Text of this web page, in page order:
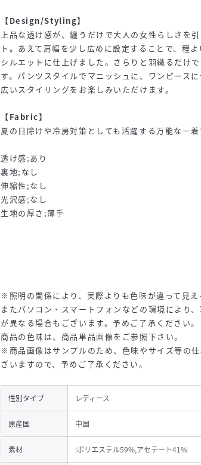
【Design/Styling】
上品な透け感が、纏うだけで大人の女性らしさを
ト。あえて肩幅を少し広めに設定することで、程
シルエットに仕上げました。さらりと羽織るだけ
す。パンツスタイルでマニッシュに、ワンピース
広いスタイリングをお楽しみいただけます。
【Fabric】
夏の日除けや冷房対策としても活躍する万能な一着
透け感;あり
裏地;なし
伸縮性;なし
光沢感;なし
生地の厚さ;薄手
※照明の関係により、実際よりも色味が違って見え
またパソコン・スマートフォンなどの環境により
が異なる場合もございます。予めご了承ください。
商品の色味は、商品単品画像をご参照下さい。
※商品画像はサンプルのため、色味やサイズ等の
ざいますので、予めご了承ください。
性別タイプ レディース
原産国 中国
素材 :ポリエステル59%,アセテート41%